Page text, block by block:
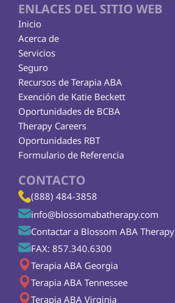
ENLACES DEL SITIO WEB
Inicio
Acerca de
Servicios
Seguro
Exención de Katie Beckett
Recursos de Terapia ABA
Therapy Careers
Oportunidades de BCBA
Oportunidades RBT
Formulario de Referencia
CONTACTO
(888) 484-3858
info@blossomabatherapy.com
Contactar a Blossom ABA Therapy
FAX: 857.340.6300
Terapia ABA Georgia
Terapia ABA Tennessee
Terapia ABA Virginia